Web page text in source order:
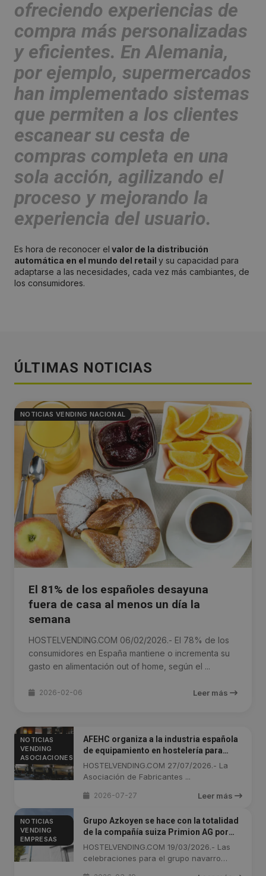
ofreciendo experiencias de
compra más personalizadas
y eficientes. En Alemania,
por ejemplo, supermercados
han implementado sistemas
que permiten a los clientes
escanear su cesta de
compras completa en una
sola acción, agilizando el
proceso y mejorando la
experiencia del usuario.
Es hora de reconocer el valor de la distribución
automática en el mundo del retail y su capacidad para
adaptarse a las necesidades, cada vez más cambiantes, de
los consumidores.
ÚLTIMAS NOTICIAS
NOTICIAS VENDING NACIONAL
El 81% de los españoles desayuna
fuera de casa al menos un día la
semana
HOSTELVENDING.COM 06/02/2026.- El 78% de los
consumidores en España mantiene o incrementa su
gasto en alimentación out of home, según el ...
2026-02-06 Leer más
NOTICIAS
VENDING
ASOCIACIONES
AFEHC organiza a la industria española
de equipamiento en hostelería para
Abastur 2026
HOSTELVENDING.COM 27/07/2026.- La
Asociación de Fabricantes ...
2026-07-27 Leer más
NOTICIAS
VENDING
EMPRESAS
Grupo Azkoyen se hace con la totalidad
de la compañía suiza Primion AG por
2.295.845 euros
HOSTELVENDING.COM 19/03/2026.- Las
celebraciones para el grupo navarro